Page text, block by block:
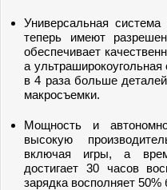
Универсальная
теперь имеют
обеспечивает
а
в 4 раза больше
макросъемки.
Мощность и
высокую
включая игры, а
достигает 30 часов
зарядка восполняет 50%